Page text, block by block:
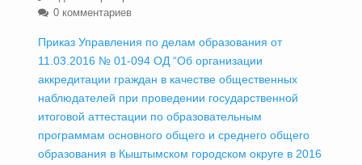
0 комментариев
Приказ Управления по делам образования от
11.03.2016 № 01-094 ОД “Об организации
аккредитации граждан в качестве общественных
наблюдателей при проведении государственной
итоговой аттестации по образовательным
программам основного общего и среднего общего
образования в Кыштымском городском округе в 2016